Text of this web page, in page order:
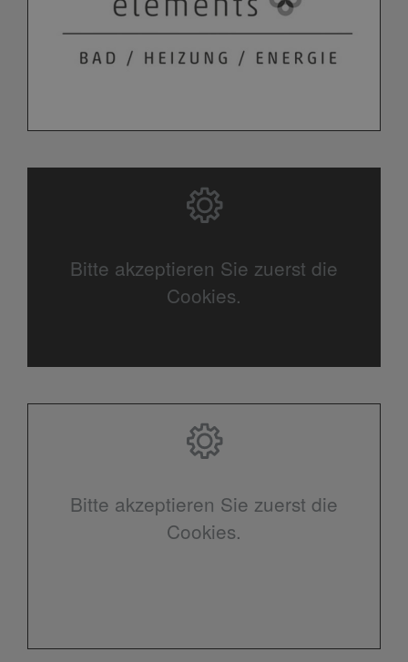
Bitte akzeptieren Sie zuerst die
Cookies.
Bitte akzeptieren Sie zuerst die
Cookies.